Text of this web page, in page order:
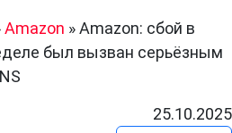
Amazon »Amazon: сбой в
был вызван серьёзным
25.10.2025